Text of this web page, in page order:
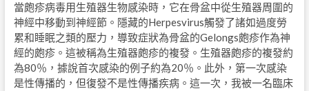
當皰疹病毒用生殖器生物感染時，它在骨盆中從生殖器周圍的
神經中移動到神經節。隱藏的Herpesvirus觸發了諸如過度勞
累和睡眠之類的壓力，導致症狀為骨盆的Gelongs皰疹作為神
經的皰疹。這被稱為生殖器皰疹的複發。生殖器皰疹的複發約
為80％，據說首次感染的例子約為20％。此外，第一次感染
是性傳播的，但復發不是性傳播疾病。這一次，我被一名臨床